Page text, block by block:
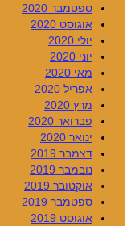
ספטמבר 2020
אוגוסט 2020
יולי 2020
יוני 2020
מאי 2020
אפריל 2020
מרץ 2020
פברואר 2020
ינואר 2020
דצמבר 2019
נובמבר 2019
אוקטובר 2019
ספטמבר 2019
אוגוסט 2019